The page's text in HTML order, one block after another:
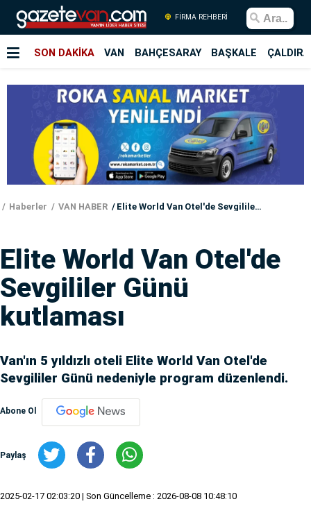
FİRMA REHBERİ
SON DAKİKA VAN BAHÇESARAY BAŞKALE
Haberler VAN HABER Elite World Van Otel'de Sevgililer Günü kutlaması
Elite World Van Otel'de
Sevgililer Günü
kutlaması
Van'ın 5 yıldızlı oteli Elite World Van Otel'de
Sevgililer Günü nedeniyle program düzenlendi.
Abone Ol
Paylaş
2025-02-17 02:03:20 | Son Güncelleme : 2026-08-08 10:48:10